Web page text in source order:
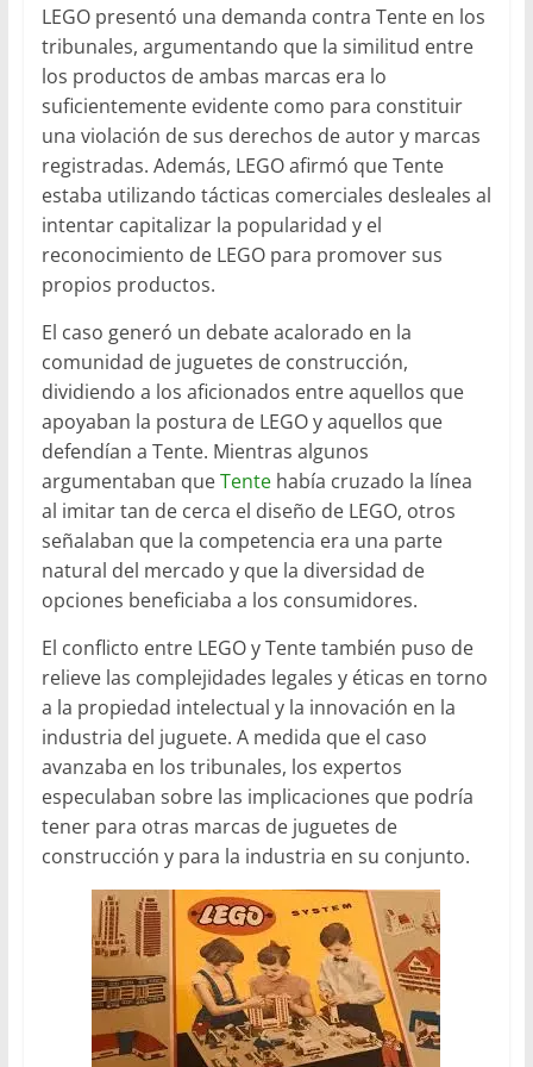
LEGO presentó una demanda contra Tente en los
tribunales, argumentando que la similitud entre
los productos de ambas marcas era lo
suficientemente evidente como para constituir
una violación de sus derechos de autor y marcas
registradas. Además, LEGO afirmó que Tente
estaba utilizando tácticas comerciales desleales al
intentar capitalizar la popularidad y el
reconocimiento de LEGO para promover sus
propios productos.
El caso generó un debate acalorado en la
comunidad de juguetes de construcción,
dividiendo a los aficionados entre aquellos que
apoyaban la postura de LEGO y aquellos que
defendían a Tente. Mientras algunos
argumentaban queTentehabía cruzado la línea
al imitar tan de cerca el diseño de LEGO, otros
señalaban que la competencia era una parte
natural del mercado y que la diversidad de
opciones beneficiaba a los consumidores.
El conflicto entre LEGO y Tente también puso de
relieve las complejidades legales y éticas en torno
a la propiedad intelectual y la innovación en la
industria del juguete. A medida que el caso
avanzaba en los tribunales, los expertos
especulaban sobre las implicaciones que podría
tener para otras marcas de juguetes de
construcción y para la industria en su conjunto.